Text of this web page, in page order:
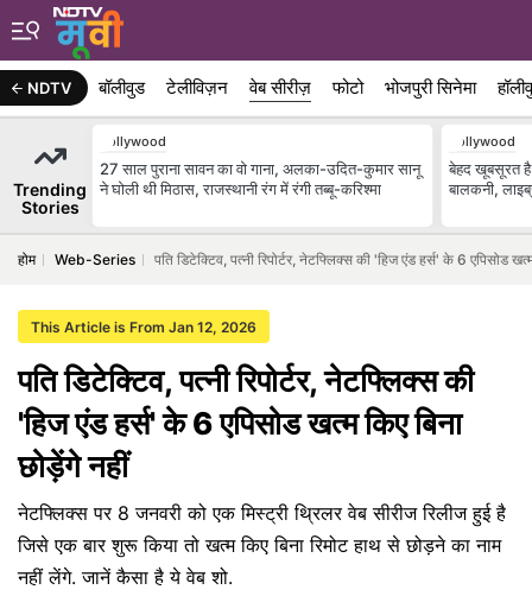
NDTV बॉलीवुड टेलीविज़न वेब सीरीज़ फोटो भोजपुरी सिनेमा
Trending
Stories
Bollywood
27 साल पुराना सावन का वो गाना, अलका-उदित-कुमार सानू
ने घोली थी मिठास, राजस्थानी रंग में रंगी तब्बू-करिश्मा
Bollywood
बेहद खूबसूरत
बालकनी,
होम Web-Series पति डिटेक्टिव, पत्नी रिपोर्टर, नेटफ्लिक्स की 'हिज एंड हर्स' के 6 एपिसोड
This Article is From Jan 12, 2026
पति डिटेक्टिव, पत्नी रिपोर्टर, नेटफ्लिक्स की
'हिज एंड हर्स' के 6 एपिसोड खत्म किए बिना
छोड़ेंगे नहीं
नेटफ्लिक्स पर 8 जनवरी को एक मिस्ट्री थ्रिलर वेब सीरीज रिलीज हुई है
जिसे एक बार शुरू किया तो खत्म किए बिना रिमोट हाथ से छोड़ने का नाम
नहीं लेंगे. जानें कैसा है ये वेब शो.